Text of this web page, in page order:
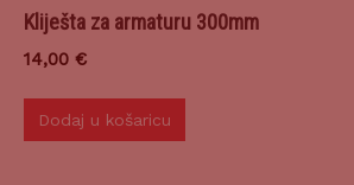
Kliješta za armaturu 300mm
14,00 €
Dodaj u košaricu